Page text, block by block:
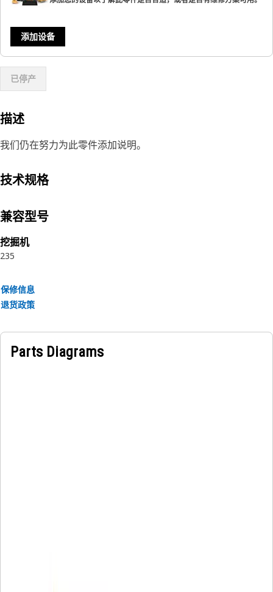
添加设备
已停产
描述
我们仍在努力为此零件添加说明。
技术规格
兼容型号
挖掘机
235
保修信息
退货政策
Parts Diagrams